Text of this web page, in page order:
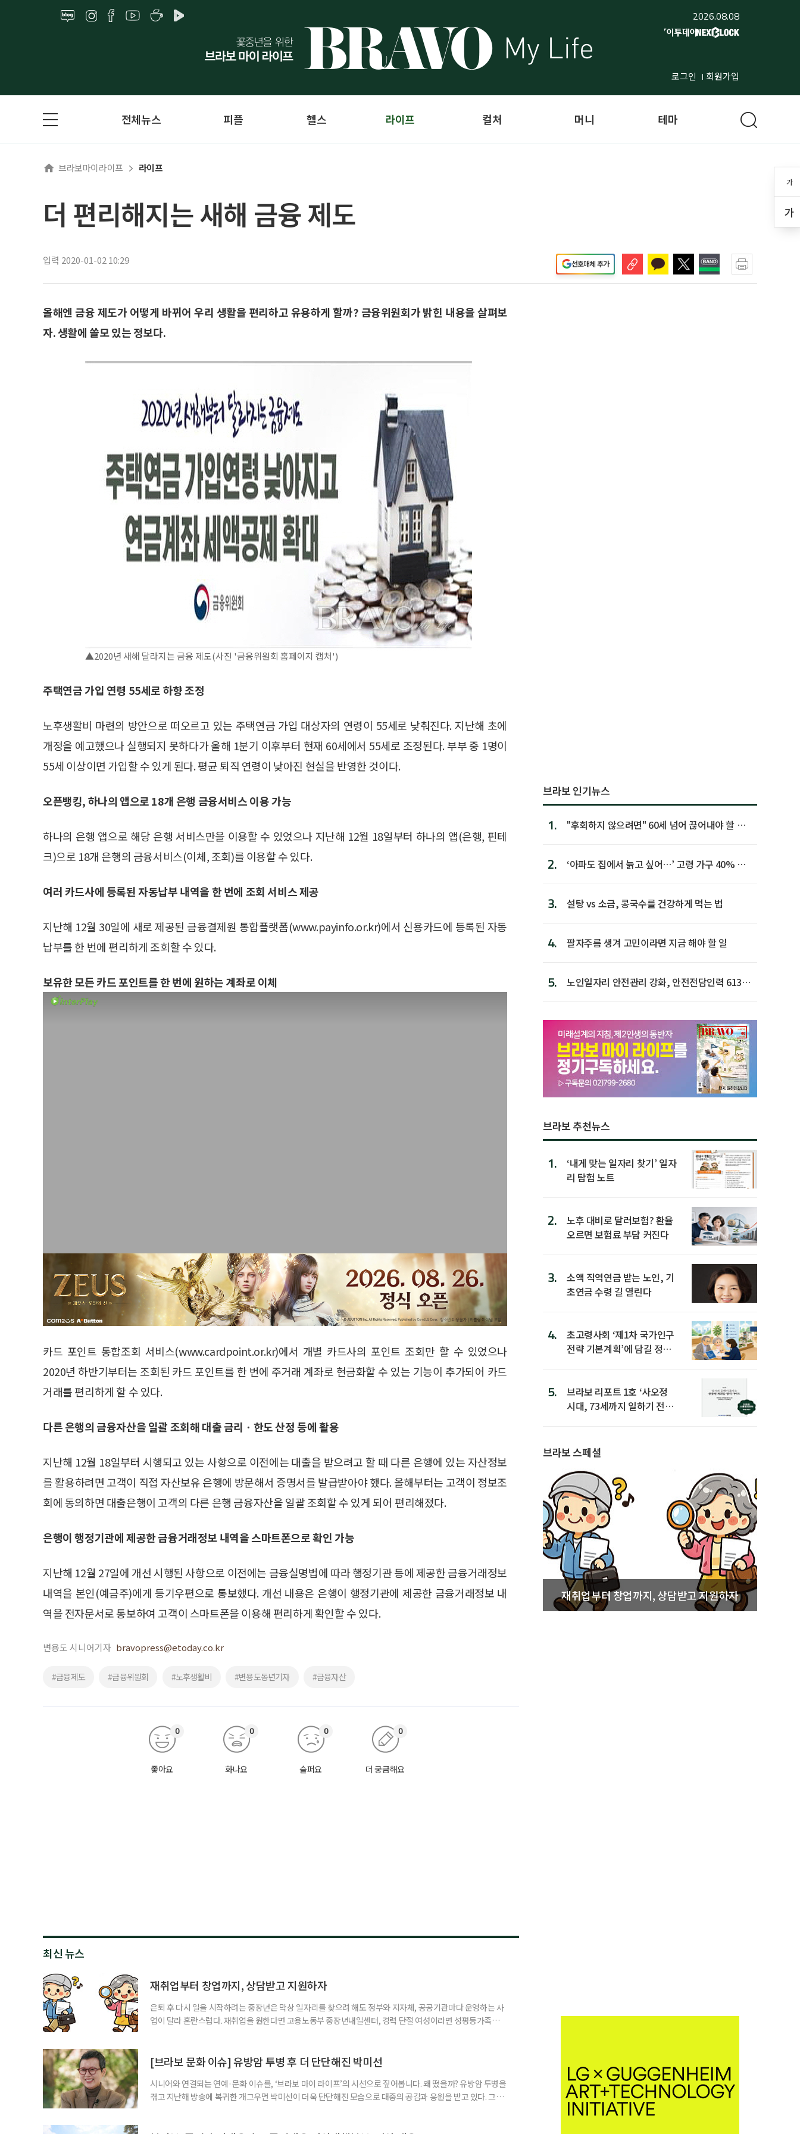
2026.08.08
로그인 회원가입
가
가
전체뉴스 피플 헬스 라이프 컬처 머니 테마
브라보마이라이프 라이프
더 편리해지는 새해 금융 제도
입력 2020-01-02 10:29 선호매체 추가
올해엔 금융 제도가 어떻게 바뀌어 우리 생활을 편리하고 유용하게 할까? 금융위원회가 밝힌 내용을 살펴보
자. 생활에 쓸모 있는 정보다.
▲2020년 새해 달라지는 금융 제도(사진 '금융위원회 홈페이지 캡처')
주택연금 가입 연령 55세로 하향 조정
노후생활비 마련의 방안으로 떠오르고 있는 주택연금 가입 대상자의 연령이 55세로 낮춰진다. 지난해 초에
개정을 예고했으나 실행되지 못하다가 올해 1분기 이후부터 현재 60세에서 55세로 조정된다. 부부 중 1명이
55세 이상이면 가입할 수 있게 된다. 평균 퇴직 연령이 낮아진 현실을 반영한 것이다.
오픈뱅킹, 하나의 앱으로 18개 은행 금융서비스 이용 가능
하나의 은행 앱으로 해당 은행 서비스만을 이용할 수 있었으나 지난해 12월 18일부터 하나의 앱(은행, 핀테
크)으로 18개 은행의 금융서비스(이체, 조회)를 이용할 수 있다.
여러 카드사에 등록된 자동납부 내역을 한 번에 조회 서비스 제공
지난해 12월 30일에 새로 제공된 금융결제원 통합플랫폼(www.payinfo.or.kr)에서 신용카드에 등록된 자동
납부를 한 번에 편리하게 조회할 수 있다.
보유한 모든 카드 포인트를 한 번에 원하는 계좌로 이체
카드 포인트 통합조회 서비스(www.cardpoint.or.kr)에서 개별 카드사의 포인트 조회만 할 수 있었으나
2020년 하반기부터는 조회된 카드 포인트를 한 번에 주거래 계좌로 현금화할 수 있는 기능이 추가되어 카드
거래를 편리하게 할 수 있다.
다른 은행의 금융자산을 일괄 조회해 대출 금리ㆍ한도 산정 등에 활용
지난해 12월 18일부터 시행되고 있는 사항으로 이전에는 대출을 받으려고 할 때 다른 은행에 있는 자산정보
를 활용하려면 고객이 직접 자산보유 은행에 방문해서 증명서를 발급받아야 했다. 올해부터는 고객이 정보조
회에 동의하면 대출은행이 고객의 다른 은행 금융자산을 일괄 조회할 수 있게 되어 편리해졌다.
은행이 행정기관에 제공한 금융거래정보 내역을 스마트폰으로 확인 가능
지난해 12월 27일에 개선 시행된 사항으로 이전에는 금융실명법에 따라 행정기관 등에 제공한 금융거래정보
내역을 본인(예금주)에게 등기우편으로 통보했다. 개선 내용은 은행이 행정기관에 제공한 금융거래정보 내
역을 전자문서로 통보하여 고객이 스마트폰을 이용해 편리하게 확인할 수 있다.
변용도 시니어기자 bravopress@etoday.co.kr
#금융제도 #금융위원회 #노후생활비 #변용도동년기자 #금융자산
좋아요
0
화나요
0
슬퍼요
0
더 궁금해요
0
최신 뉴스
재취업부터 창업까지, 상담받고 지원하자
은퇴 후 다시 일을 시작하려는 중장년은 막상 일자리를 찾으려 해도 정부와 지자체, 공공기관마다 운영하는 사
업이 달라 혼란스럽다. 재취업을 원한다면 고용노동부 중장년내일센터, 경력 단절 여성이라면 성평등가족부
준비부터 구직 수당까지 고용노동부 국민취업지원제도 구직활동이 쉽지 않은 사람을 위한 제도다. 개인별 취
업 지원 계획을 세
[브라보 문화 이슈] 유방암 투병 후 더 단단해진 박미선
시니어와 연결되는 연예·문화 이슈를, ‘브라보 마이 라이프’의 시선으로 짚어봅니다. 왜 떴을까? 유방암 투병을
겪고 지난해 방송에 복귀한 개그우먼 박미선이 더욱 단단해진 모습으로 대중의 공감과 응원을 받고 있다. 그러
브라보 인기뉴스
1.
"후회하지 않으려면" 60세 넘어 끊어내야 할 사
2.
‘아파도 집에서 늙고 싶어…’ 고령 가구 40% 노
3. 설탕 vs 소금, 콩국수를 건강하게 먹는 법
4. 팔자주름 생겨 고민이라면 지금 해야 할 일
5.
노인일자리 안전관리 강화, 안전전담인력 613명
브라보 추천뉴스
1.
‘내게 맞는 일자리 찾기’ 일자
리 탐험 노트
2.
노후 대비로 달러보험? 환율
오르면 보험료 부담 커진다
3.
소액 직역연금 받는 노인, 기
초연금 수령 길 열린다
4.
초고령사회 ‘제1차 국가인구
전략 기본계획’에 담길 정책
5.
브라보 리포트 1호 ‘사오정
시대, 73세까지 일하기 전략’
브라보 스페셜
재취업부터 창업까지, 상담받고 지원하자